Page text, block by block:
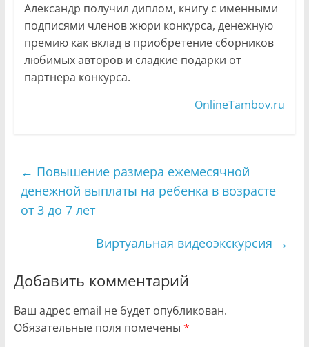
Александр получил диплом, книгу с именными
подписями членов жюри конкурса, денежную
премию как вклад в приобретение сборников
любимых авторов и сладкие подарки от
партнера конкурса.
OnlineTambov.ru
← Повышение размера ежемесячной
денежной выплаты на ребенка в возрасте
от 3 до 7 лет
Виртуальная видеоэкскурсия →
Добавить комментарий
Ваш адрес email не будет опубликован.
Обязательные поля помечены *